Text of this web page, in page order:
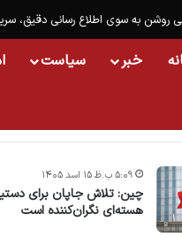
روشن به سوی اطلاع رسانی دقیق،
خبر سیاست
چین: تلاش جاپان برای
هسته‌ای نگران‌کننده است
۵:۰۹ ب.ظ ۱۵ اسد ۱۴۰۵